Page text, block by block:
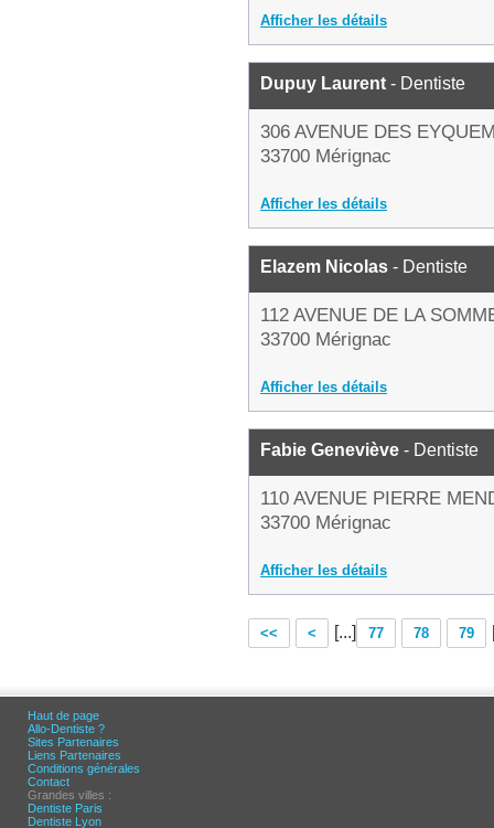
Afficher les détails
Dupuy Laurent - Dentiste
306 AVENUE DES
33700 Mérignac
Afficher les détails
Elazem Nicolas - Dentiste
112 AVENUE DE LA
33700 Mérignac
Afficher les détails
Fabie Geneviève - Dentiste
110 AVENUE PIERRE
33700 Mérignac
Afficher les détails
<< < [...] 77 78 79
Haut de page
Allo-Dentiste ?
Sites Partenaires
Liens Partenaires
Conditions générales
Contact
Grandes villes :
Dentiste Paris
Dentiste Lyon